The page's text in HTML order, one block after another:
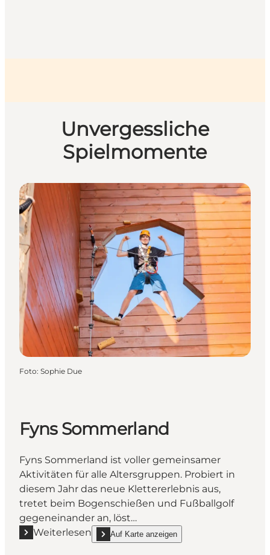
Unvergessliche
Spielmomente
Foto: Sophie Due
Fyns Sommerland
Fyns Sommerland ist voller gemeinsamer
Aktivitäten für alle Altersgruppen. Probiert in
diesem Jahr das neue Klettererlebnis aus,
tretet beim Bogenschießen und Fußballgolf
gegeneinander an, löst…
Weiterlesen
Mehr erfahren "Fyns Sommerland"
Auf Karte anzeigen
show Fyns Sommerland on_map